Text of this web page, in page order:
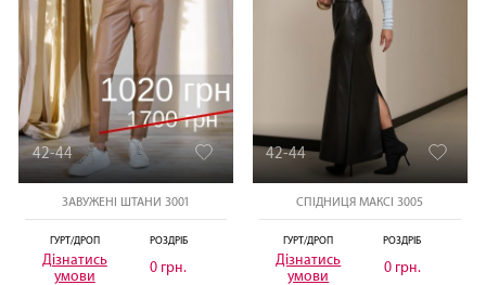
42-44
ЗАВУЖЕНІ ШТАНИ 3001
ГУРТ/ДРОП
Дізнатись
умови
РОЗДРІБ
0 грн.
42-44
СПІДНИЦЯ МАКСІ 3005
ГУРТ/ДРОП
Дізнатись
умови
РОЗДРІБ
0 грн.